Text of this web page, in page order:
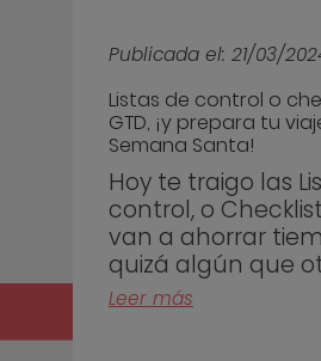
Publicada el: 21/03/
Listas de control o
GTD, ¡y prepara tu
Semana Santa!
Hoy te traigo las
control, o
van a ahorrar
quizá algún que
Leer más